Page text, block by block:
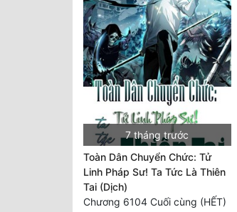
7 tháng trước
Toàn Dân Chuyển Chức: Tử
Linh Pháp Sư! Ta Tức Là Thiên
Tai (Dịch)
Chương 6104 Cuối cùng (HẾT)